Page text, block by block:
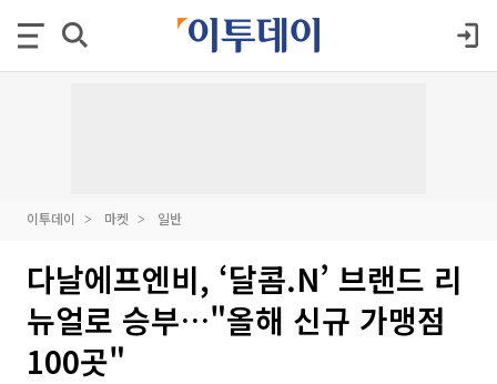
이투데이 마켓 일반
다날에프엔비, ‘달콤.N’ 브랜드 리
뉴얼로 승부…"올해 신규 가맹점
100곳"